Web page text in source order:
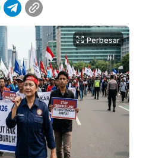
Perbesar